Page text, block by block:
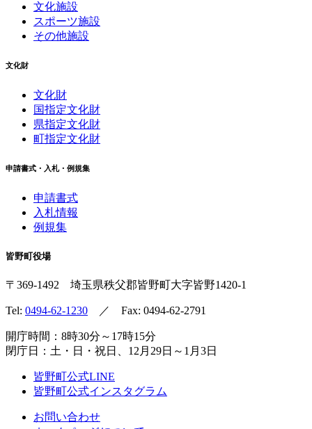
文化施設
スポーツ施設
その他施設
文化財
文化財
国指定文化財
県指定文化財
町指定文化財
申請書式・入札・例規集
申請書式
入札情報
例規集
皆野町役場
〒369-1492 埼玉県秩父郡皆野町 大字皆野1420-1
Tel: 0494-62-1230 ／ Fax: 0494-62-2791
開庁時間：8時30分～17時15分
閉庁日：土・日・祝日、12月29日～1月3日
皆野町公式LINE
皆野町公式インスタグラム
お問い合わせ